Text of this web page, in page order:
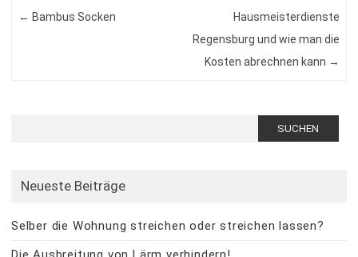
Post navigation
← Bambus Socken
Hausmeisterdienste
Regensburg und wie man die
Kosten abrechnen kann →
Neueste Beiträge
Selber die Wohnung streichen oder streichen lassen?